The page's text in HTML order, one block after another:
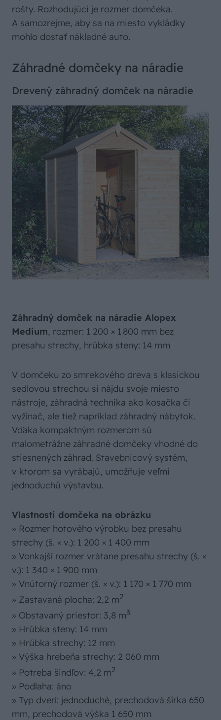
rošty. Rozhodujúci je rozmer domčeka.
A samozrejme, aby sa na miesto vykládky
mohlo dostať nákladné auto.
Záhradné domčeky na náradie
Drevený záhradný domček na náradie
Záhradný domček na náradie Alopex
Medium, rozmer: 1 200 × 1 800 mm bez
presahu strechy, hrúbka steny: 14 mm
V domčeku zo smrekového dreva s klasickou
sedlovou strechou si nájdu svoje miesto
nástroje, záhradná technika ako kosačka či
vyžínač, ale tiež napríklad záhradný nábytok.
Vďaka kompaktným rozmerom sú
malometrážne záhradné domčeky vhodné do
stiesnených záhrad. Stavebnicový systém,
v ktorom sa vyrábajú, umožňuje veľmi
jednoduchú výstavbu.
Vlastnosti domčeka na obrázku
» Rozmer hotového výrobku bez presahu
strechy (š. × v.): 1 200 × 1 400 mm
» Vonkajší rozmer vrátane presahu strechy (š. ×
v.): 1 340 × 1 900 mm
» Vnútorný rozmer (š. × v.): 1 170 × 1 770 mm
» Zastavaná plocha: 2,2 m2
» Obstavaný priestor: 3,8 m3
» Hrúbka steny: 14 mm
» Hrúbka strechy: 12 mm
» Výška hrebeňa strechy: 2 060 mm
» Potreba šindľov: 4,2 m2
» Podlaha: áno
» Typ dverí: jednoduché, prechodová šírka 650
mm, prechodová výška 1 650 mm